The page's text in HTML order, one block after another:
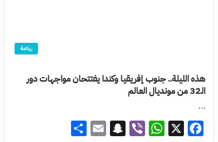
رياضة
هذه الليلة.. جنوب إفريقيا وكندا يفتتحان مواجهات دور
الـ32 من مونديال العالم
…
Facebook
X
WhatsApp
Viber
Snapchat
Email